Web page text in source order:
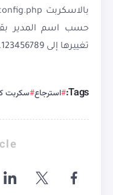
حسب اسم المدير
تغييرها إلى 123456789.
Tags: استرجاع سكربت